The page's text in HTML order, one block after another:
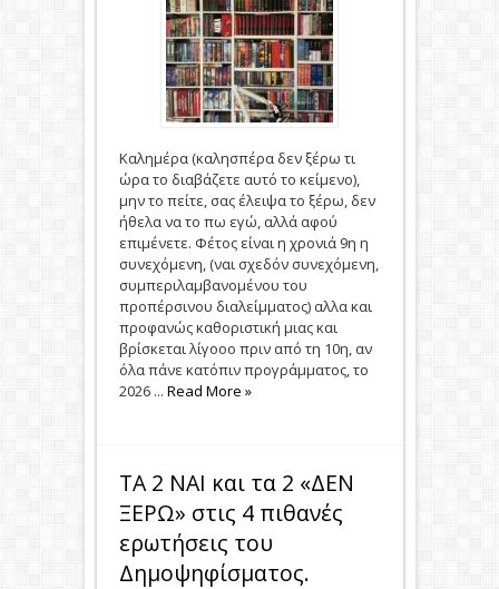
Καλημέρα (καλησπέρα δεν ξέρω τι
ώρα το διαβάζετε αυτό το κείμενο),
μην το πείτε, σας έλειψα το ξέρω, δεν
ήθελα να το πω εγώ, αλλά αφού
επιμένετε. Φέτος είναι η χρονιά 9η η
συνεχόμενη, (ναι σχεδόν συνεχόμενη,
συμπεριλαμβανομένου του
προπέρσινου διαλείμματος) αλλα και
προφανώς καθοριστική μιας και
βρίσκεται λίγοοο πριν από τη 10η, αν
όλα πάνε κατόπιν προγράμματος, το
2026 ... Read More »
ΤΑ 2 ΝΑΙ και τα 2 «ΔΕΝ
ΞΕΡΩ» στις 4 πιθανές
ερωτήσεις του
Δημοψηφίσματος.